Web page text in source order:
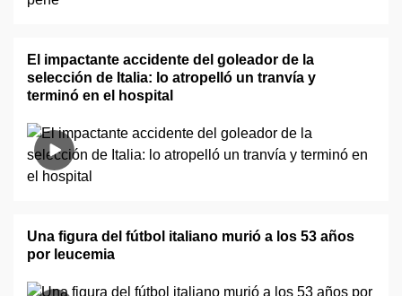
El impactante accidente del goleador de la
selección de Italia: lo atropelló un tranvía y
terminó en el hospital
Una figura del fútbol italiano murió a los 53 años
por leucemia